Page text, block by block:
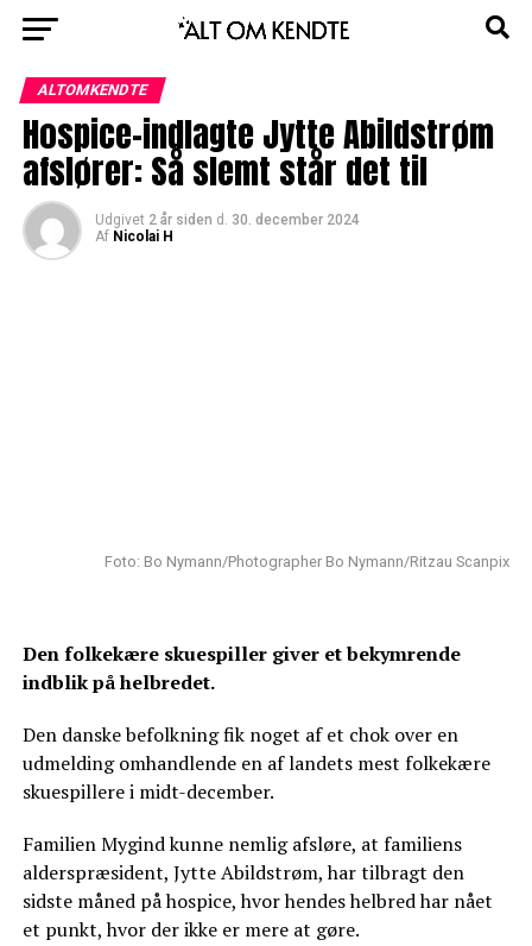
ALTOMKENDTE
Hospice-indlagte Jytte Abildstrøm
afslører: Så slemt står det til
Udgivet 2 år siden d. 30. december 2024
Af Nicolai H
Foto: Bo Nymann/Photographer Bo Nymann/Ritzau Scanpix
Den folkekære skuespiller giver et bekymrende
indblik på helbredet.
Den danske befolkning fik noget af et chok over en
udmelding omhandlende en af landets mest folkekære
skuespillere i midt-december.
Familien Mygind kunne nemlig afsløre, at familiens
alderspræsident, Jytte Abildstrøm, har tilbragt den
sidste måned på hospice, hvor hendes helbred har nået
et punkt, hvor der ikke er mere at gøre.